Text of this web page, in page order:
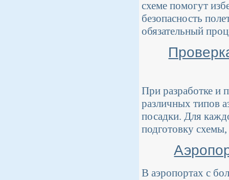
схеме помогут
безопасность
обязательный
При разработке и
различных типов
посадки. Для
подготовку
В аэропортах с